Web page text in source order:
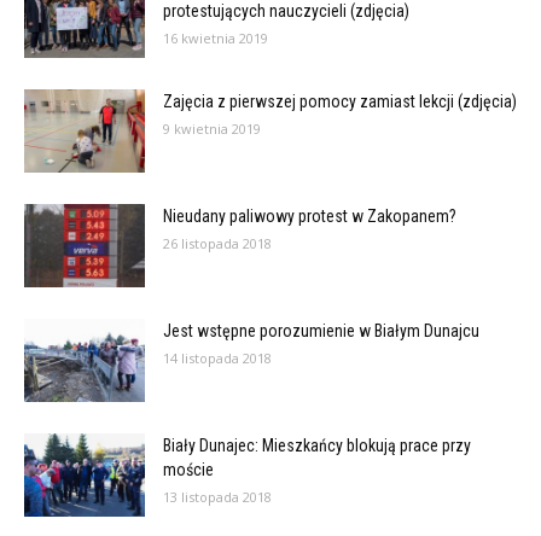
protestujących nauczycieli (zdjęcia)
16 kwietnia 2019
Zajęcia z pierwszej pomocy zamiast lekcji (zdjęcia)
9 kwietnia 2019
Nieudany paliwowy protest w Zakopanem?
26 listopada 2018
Jest wstępne porozumienie w Białym Dunajcu
14 listopada 2018
Biały Dunajec: Mieszkańcy blokują prace przy
moście
13 listopada 2018